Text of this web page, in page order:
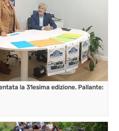
la 31esima edizione. Pallante: